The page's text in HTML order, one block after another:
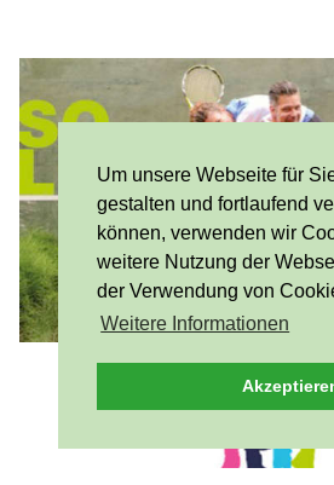
Um unsere Webseite für
gestalten und fortlaufend
können, verwenden wir
weitere Nutzung der
der Verwendung von
Weitere Informationen